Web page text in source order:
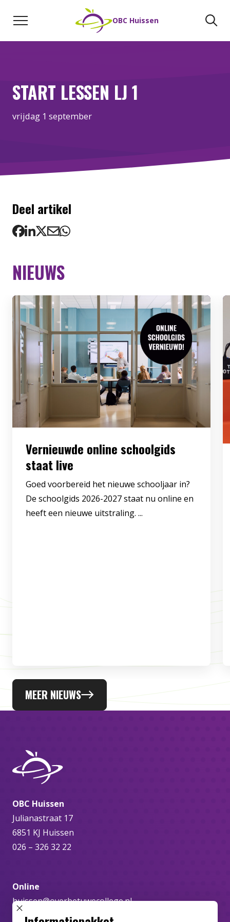
OBC Huissen
START LESSEN LJ 1
vrijdag 1 september
Deel artikel
NIEUWS
Vernieuwde online schoolgids
staat live
Goed voorbereid het nieuwe schooljaar in?
De schoolgids 2026-2027 staat nu online en
heeft een nieuwe uitstraling. ...
MEER NIEUWS
OBC Huissen
Julianastraat 17
6851 KJ Huissen
026 – 326 32 22
Online
huissen@overbetuwecollege.nl
SLUIT POPUP